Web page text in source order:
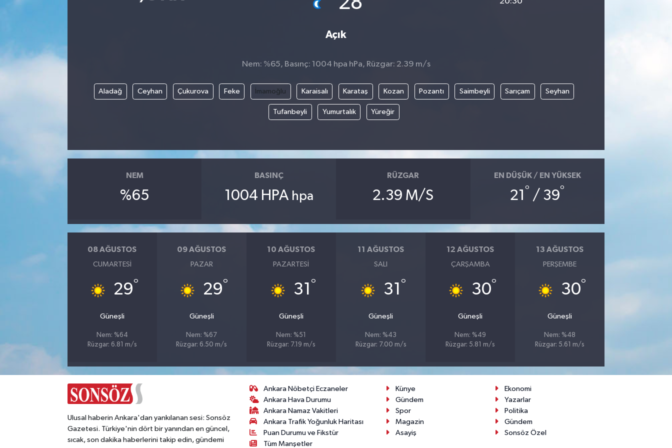
Açık
Nem: %65, Basınç: 1004 hpa hPa, Rüzgar: 2.39 m/s
Aladağ Ceyhan Çukurova Feke İmamoğlu Karaisalı Karataş Kozan Pozantı Saimbeyli Sarıçam Seyhan
Tufanbeyli Yumurtalık Yüreğir
NEM
%65
BASINÇ
1004 HPA hpa
RÜZGAR
2.39 M/S
EN DÜŞÜK / EN YÜKSEK
21 ° / 39°
08 AĞUSTOS
CUMARTESI
29°
Güneşli
Nem: %64
Rüzgar: 6.81 m/s
09 AĞUSTOS
PAZAR
29°
Güneşli
Nem: %67
Rüzgar: 6.50 m/s
10 AĞUSTOS
PAZARTESI
31 °
Güneşli
Nem: %51
Rüzgar: 7.19 m/s
11 AĞUSTOS
SALI
31 °
Güneşli
Nem: %43
Rüzgar: 7.00 m/s
12 AĞUSTOS
ÇARŞAMBA
30°
Güneşli
Nem: %49
Rüzgar: 5.81 m/s
13 AĞUSTOS
PERŞEMBE
30°
Güneşli
Nem: %48
Rüzgar: 5.61 m/s
Ulusal haberin Ankara'dan yankılanan sesi: Sonsöz
Gazetesi. Türkiye'nin dört bir yanından en güncel,
sıcak, son dakika haberlerini takip edin, gündemi
Ankara Nöbetçi Eczaneler
Ankara Hava Durumu
Ankara Namaz Vakitleri
Ankara Trafik Yoğunluk Haritası
Puan Durumu ve Fikstür
Tüm Manşetler
Künye
Ekonomi
Gündem
Yazarlar
Spor
Politika
Magazin
Gündem
Asayiş
Sonsöz Özel
Eleman
Siyaset
Sokak Hayvanlarını Sahiplendirme
Sonsöz Özel